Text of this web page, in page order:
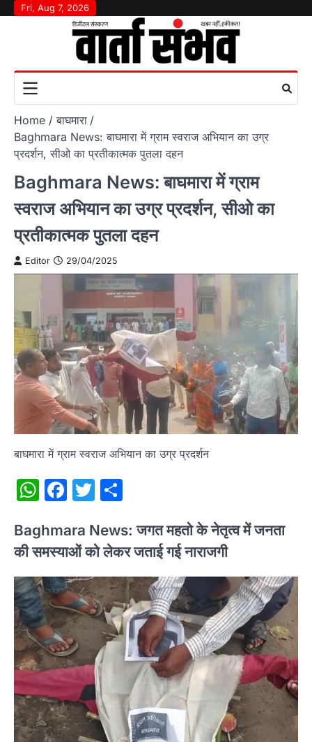
SkipFri, Aug 7, 2026
Home
बाघमारा
Baghmara News: बाघमारा में ग्राम स्वराज अभियान का उग्र
प्रदर्शन, सीओ का प्रतीकात्मक पुतला दहन
Baghmara News: बाघमारा में ग्राम
स्वराज अभियान का उग्र प्रदर्शन, सीओ का
प्रतीकात्मक पुतला दहन
Editor 29/04/2025
बाघमारा में ग्राम स्वराज अभियान का उग्र प्रदर्शन
WhatsApp
Facebook
Twitter
Baghmara News: जगत महतो के नेतृत्व में जनता
की समस्याओं को लेकर जताई गई नाराजगी